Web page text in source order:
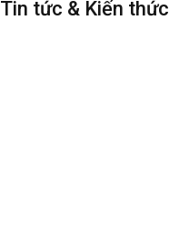
Tin tức & Kiến thức